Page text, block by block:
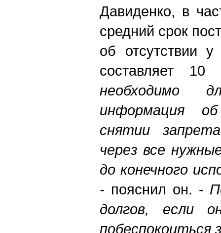
Давиденко, в
средний срок
об отсутствии
составляет
необходимо
информация
снятии
через все
до конечного
- пояснил он. -
долгов, если
побеспокоиться